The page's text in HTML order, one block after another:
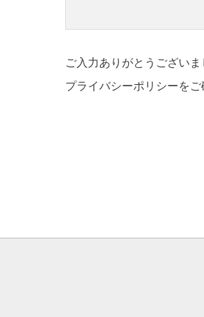
ご入力ありがとうございま
プライバシーポリシーを